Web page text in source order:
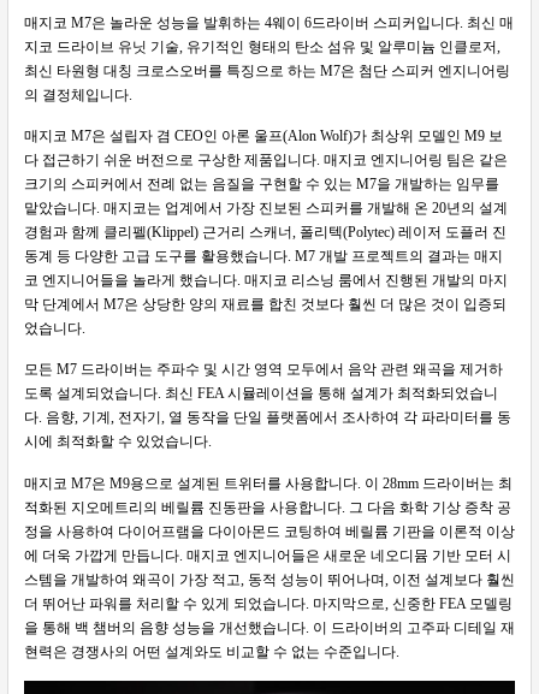
매지코 M7은 놀라운 성능을 발휘하는 4웨이 6드라이버 스피커입니다. 최신 매
지코 드라이브 유닛 기술, 유기적인 형태의 탄소 섬유 및 알루미늄 인클로저,
최신 타원형 대칭 크로스오버를 특징으로 하는 M7은 첨단 스피커 엔지니어링
의 결정체입니다.
매지코 M7은 설립자 겸 CEO인 아론 울프(Alon Wolf)가 최상위 모델인 M9 보
다 접근하기 쉬운 버전으로 구상한 제품입니다. 매지코 엔지니어링 팀은 같은
크기의 스피커에서 전례 없는 음질을 구현할 수 있는 M7을 개발하는 임무를
맡았습니다. 매지코는 업계에서 가장 진보된 스피커를 개발해 온 20년의 설계
경험과 함께 클리펠(Klippel) 근거리 스캐너, 폴리텍(Polytec) 레이저 도플러 진
동계 등 다양한 고급 도구를 활용했습니다. M7 개발 프로젝트의 결과는 매지
코 엔지니어들을 놀라게 했습니다. 매지코 리스닝 룸에서 진행된 개발의 마지
막 단계에서 M7은 상당한 양의 재료를 합친 것보다 훨씬 더 많은 것이 입증되
었습니다.
모든 M7 드라이버는 주파수 및 시간 영역 모두에서 음악 관련 왜곡을 제거하
도록 설계되었습니다. 최신 FEA 시뮬레이션을 통해 설계가 최적화되었습니
다. 음향, 기계, 전자기, 열 동작을 단일 플랫폼에서 조사하여 각 파라미터를 동
시에 최적화할 수 있었습니다.
매지코 M7은 M9용으로 설계된 트위터를 사용합니다. 이 28mm 드라이버는 최
적화된 지오메트리의 베릴륨 진동판을 사용합니다. 그 다음 화학 기상 증착 공
정을 사용하여 다이어프램을 다이아몬드 코팅하여 베릴륨 기판을 이론적 이상
에 더욱 가깝게 만듭니다. 매지코 엔지니어들은 새로운 네오디뮴 기반 모터 시
스템을 개발하여 왜곡이 가장 적고, 동적 성능이 뛰어나며, 이전 설계보다 훨씬
더 뛰어난 파워를 처리할 수 있게 되었습니다. 마지막으로, 신중한 FEA 모델링
을 통해 백 챔버의 음향 성능을 개선했습니다. 이 드라이버의 고주파 디테일 재
현력은 경쟁사의 어떤 설계와도 비교할 수 없는 수준입니다.